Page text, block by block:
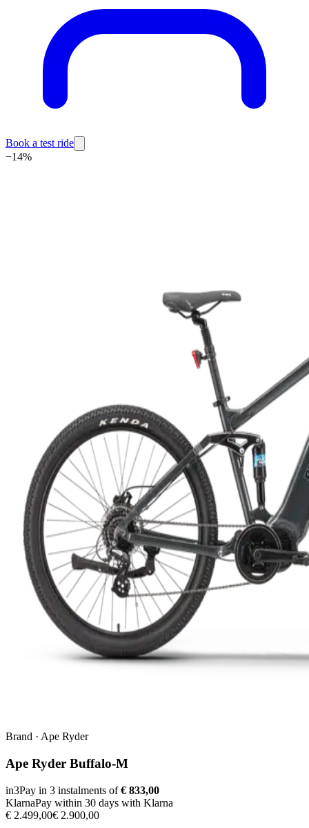
Book a test ride
−14%
Brand · Ape Ryder
Ape Ryder Buffalo-M
in3Pay in 3 instalments of € 833,00
KlarnaPay within 30 days with Klarna
€ 2.499,00€ 2.900,00